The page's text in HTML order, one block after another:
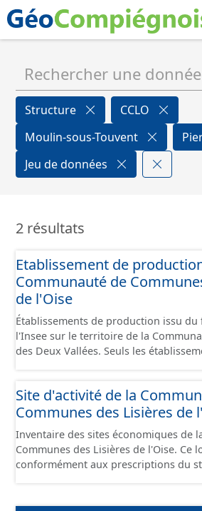
Structure
CCLO
Moulin-sous-Touvent
Jeu de données
2 résultats
Etablissement de
Communauté de
de l'Oise
Établissements de production issu du
l'Insee sur le territoire de la
des Deux Vallées. Seuls les établissements situés à
conformément aux prescriptions du
Économiques. Ce lot ne contient pas
delà des prescriptions du CNIG se
Site d'activité de la
Communes des Lisières de
Inventaire des sites économiques de
Communes des Lisières de l'Oise. Ce
conformément aux prescriptions du